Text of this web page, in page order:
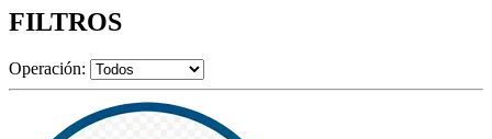
FILTROS
Operación: